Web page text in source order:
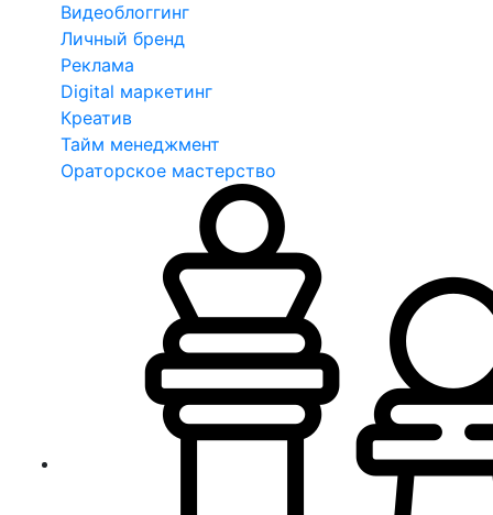
Видеоблоггинг
Личный бренд
Реклама
Digital маркетинг
Креатив
Тайм менеджмент
Ораторское мастерство